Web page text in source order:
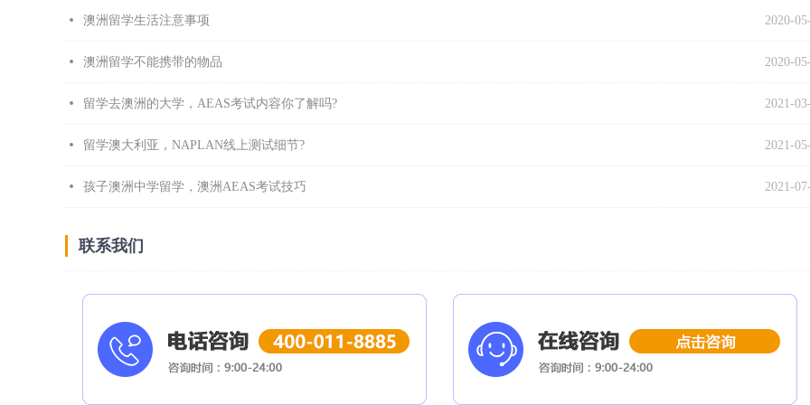
澳洲留学生活注意事项 2020-
澳洲留学不能携带的物品 2020-
留学去澳洲的大学，AEAS考试内容你了解吗? 2021-
留学澳大利亚，NAPLAN线上测试细节? 2021-
孩子澳洲中学留学，澳洲AEAS考试技巧 2021-
联系我们